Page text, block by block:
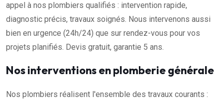
appel à nos plombiers qualifiés : intervention rapide,
diagnostic précis, travaux soignés. Nous intervenons aussi
bien en urgence (24h/24) que sur rendez-vous pour vos
projets planifiés. Devis gratuit, garantie 5 ans.
Nos interventions en plomberie générale
Nos plombiers réalisent l'ensemble des travaux courants :